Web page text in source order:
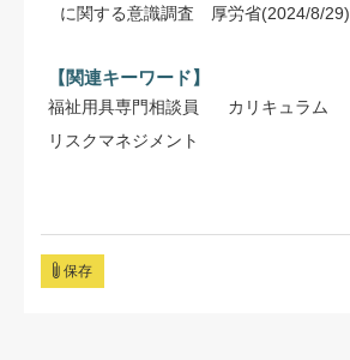
に関する意識調査 厚労省(2024/8/29)
【関連キーワード】
福祉用具専門相談員 カリキュラム
リスクマネジメント
保存